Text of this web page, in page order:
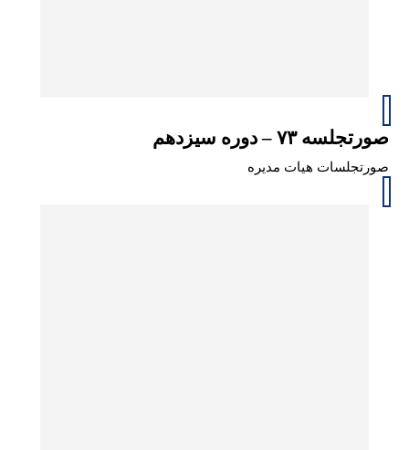
صورتجلسه ۷۳ – دوره سیزدهم
صورتجلسات هیات مدیره